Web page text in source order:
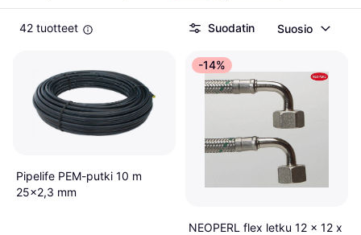
42 tuotteet Suodatin Suosio
Pipelife PEM-putki 10 m
25x2,3 mm
-14%
NEOPERL flex letku 12 x 12 x